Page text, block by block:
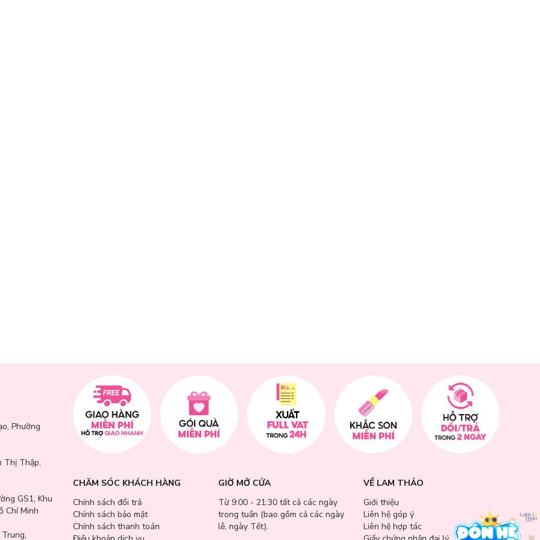
gian dài chịu tổn thương, đó là lúc da đang “khát” được phục hồi và nuôi dưỡng
Phường
Thị Thập,
GS1, Khu
Chí Minh
CHĂM SÓC KHÁCH HÀNG
Chính sách đổi trả
Chính sách bảo mật
Chính sách thanh toán
GIỜ MỞ CỬA
Từ 9:00 - 21:30 tất cả các ngày
trong tuần (bao gồm cả các ngày
lễ, ngày Tết).
VỀ LAM THẢO
Giới thiệu
Liên hệ góp ý
Liên hệ hợp tác